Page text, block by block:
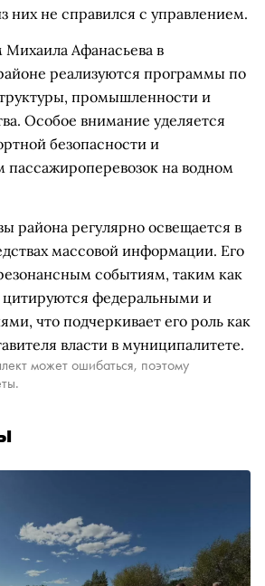
них не справился с управлением.
Михаила Афанасьева в
реализуются программы по
промышленности и
Особое внимание уделяется
безопасности и
на водном
района регулярно освещается в
массовой информации. Его
событиям, таким как
цитируются федеральными и
что подчеркивает его роль как
власти в муниципалитете.
может ошибаться, поэтому